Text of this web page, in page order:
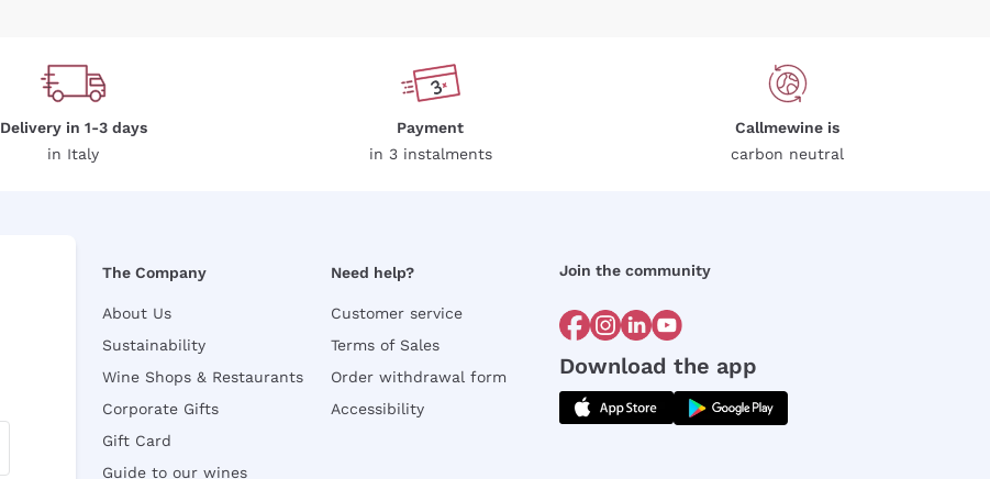
Delivery in 1-3 days
in Italy
Payment
in 3 instalments
Callmewine is
carbon neutral
The Company
About Us
Sustainability
Wine Shops & Restaurants
Corporate Gifts
Gift Card
Guide to our wines
Need help?
Customer service
Terms of Sales
Order withdrawal form
Accessibility
Join the community
Download the app